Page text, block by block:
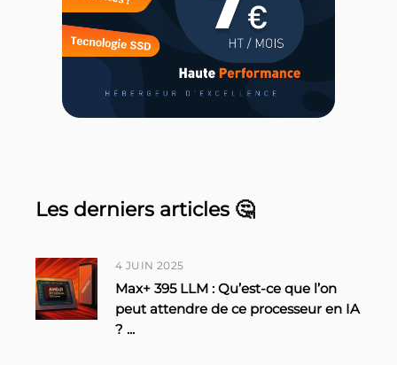
Les derniers articles 🤔
4 JUIN 2025
Max+ 395 LLM : Qu’est-ce que l’on
peut attendre de ce processeur en IA
? ...